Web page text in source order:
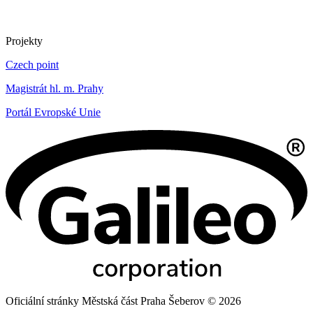
Projekty
Czech point
Magistrát hl. m. Prahy
Portál Evropské Unie
Oficiální stránky Městská část Praha Šeberov © 2026